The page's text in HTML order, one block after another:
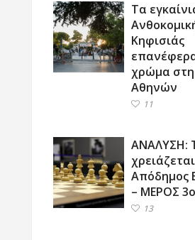
Τα
Κηφισιάς
χρώμα
Αθηνών
11
ΑΝΑΛΥΣΗ:
Απόδημος
– ΜΕΡΟΣ 3ο
13